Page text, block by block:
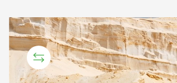
СРАВНИТЕЛЬНЫЙ ТЕСТ